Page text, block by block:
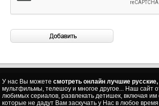
У нас Вы можете смотреть онлайн лучшие
мультфильмы, телешоу и многое другое... Наш сайт
любимых сериалов, развлекать детишек, включая
которые не дадут Вам заскучать у Нас в любое время